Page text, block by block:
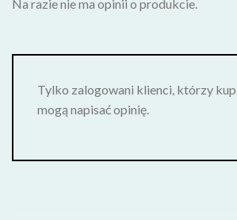
Na razie nie ma opinii o produkcie.
Tylko zalogowani klienci, którzy
mogą napisać opinię.